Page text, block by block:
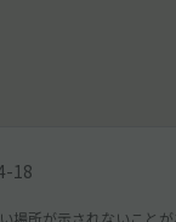
18
場所が示されないこと